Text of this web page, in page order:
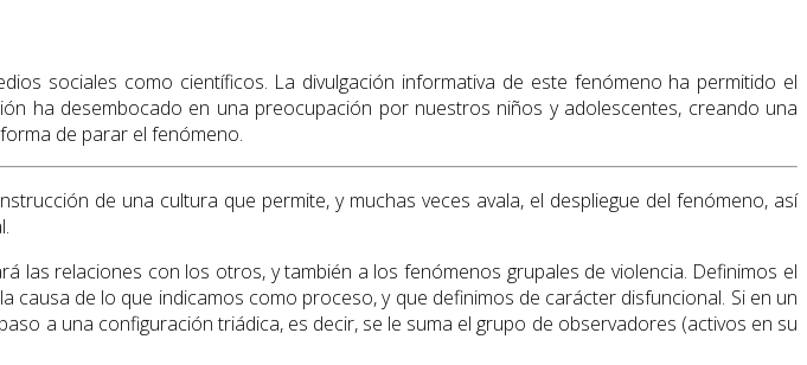
sociales como científicos. La divulgación informativa de este fenómeno ha permitido el
ha desembocado en una preocupación por nuestros niños y adolescentes, creando una
de parar el fenómeno.
de una cultura que permite, y muchas veces avala, el despliegue del fenómeno, así
las relaciones con los otros, y también a los fenómenos grupales de violencia. Definimos el
de lo que indicamos como proceso, y que definimos de carácter disfuncional. Si en un
a una configuración triádica, es decir, se le suma el grupo de observadores (activos en su